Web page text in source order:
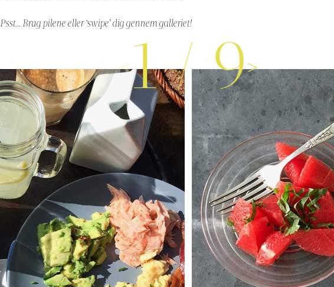
Psst… Brug pilene eller ‘swipe’ dig gennem galleriet!
1/9